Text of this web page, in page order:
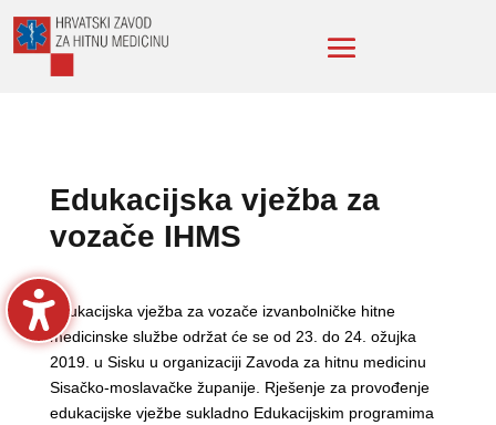
Edukacijska vježba za
vozače IHMS
Edukacijska vježba za vozače izvanbolničke hitne
medicinske službe održat će se od 23. do 24. ožujka
2019. u Sisku u organizaciji Zavoda za hitnu medicinu
Sisačko-moslavačke županije. Rješenje za provođenje
edukacijske vježbe sukladno Edukacijskim programima